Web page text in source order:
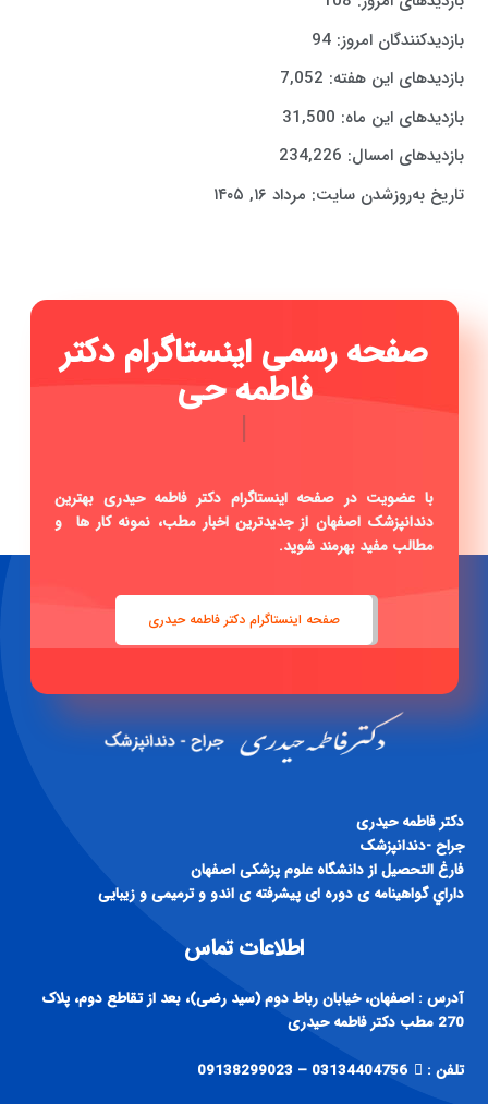
بازدیدکنندگان امروز:94
بازدیدهای این هفته: 7,052
بازدیدهای این ماه: 31,500
بازدیدهای امسال: 234,226
تاریخ به‌روزشدن سایت: مرداد ۱۶, ۱۴۰۵
صفحه رسمی اینستاگرام دکتر
فاطمه حیدری ...
|
با عضویت در صفحه اینستاگرام دکتر فاطمه حیدری بهترین
دندانپزشک اصفهان از جدیدترین اخبار مطب، نمونه کار ها و
مطالب مفید بهرمند شوید.
صفحه اینستاگرام دکتر فاطمه حیدری
دكتر فاطمه حيدری
جراح -دندانپزشک
فارغ التحصيل از دانشگاه علوم پزشكی اصفهان
داراي گواهينامه ی دوره ای پيشرفته ی اندو و ترميمی و زيبايی
اطلاعات تماس
آدرس : اصفهان، خیابان رباط دوم (سید رضی)، بعد از تقاطع دوم، پلاک
270 مطب دکتر فاطمه حیدری
تلفن : 03134404756 – 09138299023